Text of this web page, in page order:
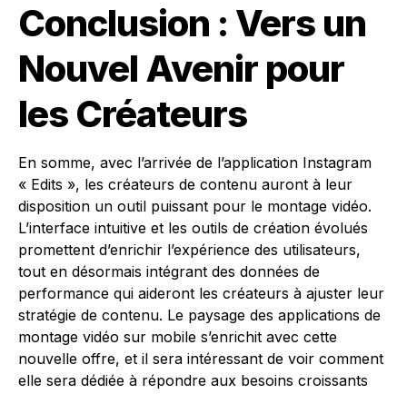
Conclusion : Vers un
Nouvel Avenir pour
les Créateurs
En somme, avec l’arrivée de l’application Instagram
« Edits », les créateurs de contenu auront à leur
disposition un outil puissant pour le montage vidéo.
L’interface intuitive et les outils de création évolués
promettent d’enrichir l’expérience des utilisateurs,
tout en désormais intégrant des données de
performance qui aideront les créateurs à ajuster leur
stratégie de contenu. Le paysage des applications de
montage vidéo sur mobile s’enrichit avec cette
nouvelle offre, et il sera intéressant de voir comment
elle sera dédiée à répondre aux besoins croissants